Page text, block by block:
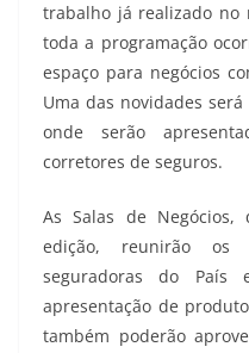
trabalho já realizado no
toda a programação
espaço para negócios
Uma das novidades
onde serão
corretores de seguros.
As Salas de Negócios,
edição, reunirão os
seguradoras do País
apresentação de
também poderão